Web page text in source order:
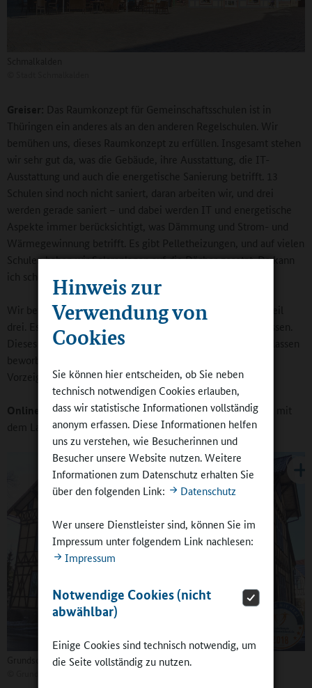
Hinweis zur
Verwendung von
Cookies
Sie können hier entscheiden, ob Sie neben
technisch notwendigen Cookies erlauben,
dass wir statistische Informationen vollständig
anonym erfassen. Diese Informationen helfen
uns zu verstehen, wie Besucherinnen und
Besucher unsere Website nutzen. Weitere
Informationen zum Datenschutz erhalten Sie
über den folgenden Link:
Datenschutz
Wer unsere Dienstleister sind, können Sie im
Impressum unter folgendem Link nachlesen:
Impressum
Notwendige Cookies (nicht
abwählbar)
Einige Cookies sind technisch notwendig, um
die Seite vollständig zu nutzen.
Greiser: Das Raumkonzept für Gemeinschaftsschulen ist in
Thüringen ein anderes als an den anderen Regelschulen. Wir
bemühen uns, dieses Raumkonzept zu erfüllen. Insgesamt stehen
wir sehr gut da, was die Gebäude, ihre Ausstattung, die IT-
Ausstattung und auch die energetische Sanierung betrifft. 13
Schulen sind noch nicht saniert, daran arbeiten wir, und drei
werden gerade saniert – und dabei werden IT und energetische
Aspekte immer berücksichtigt, was Dämmung und Strom- und
Wärmegewinnung betrifft. Es gibt Pelletheizungen, und auf vielen
Schulen haben wir Solaranlagen auf die Dächer gesetzt. Da kann
ich schon mit Stolz sagen, dass wir da recht weit sind.
Wir beteiligen uns auch am Digitalpakt, sind da bereits in Teil
drei. Es gibt Whiteboards, wir setzen nun aber auf iPad-Klassen.
Dieses Jahr haben sich zehn weitere Schulen für die iPad-Klassen
beworben. In diesem Bereich sind wir ein echter
Vorzeigelandkreis, da schauen einige ganz neidvoll auf uns.
Online-Redaktion:Wie gestaltet sich die Zusammenarbeit mit
dem Land?
Grundschule Wernshausen